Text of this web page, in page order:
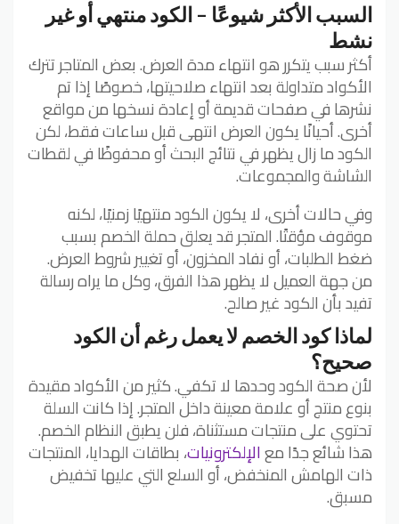
السبب الأكثر شيوعًا – الكود منتهي أو غير
نشط
أكثر سبب يتكرر هو انتهاء مدة العرض. بعض المتاجر تترك
الأكواد متداولة بعد انتهاء صلاحيتها، خصوصًا إذا تم
نشرها في صفحات قديمة أو إعادة نسخها من مواقع
أخرى. أحيانًا يكون العرض انتهى قبل ساعات فقط، لكن
الكود ما زال يظهر في نتائج البحث أو محفوظًا في لقطات
الشاشة والمجموعات.
وفي حالات أخرى، لا يكون الكود منتهيًا زمنيًا، لكنه
موقوف مؤقتًا. المتجر قد يعلق حملة الخصم بسبب
ضغط الطلبات، أو نفاد المخزون، أو تغيير شروط العرض.
من جهة العميل لا يظهر هذا الفرق، وكل ما يراه رسالة
تفيد بأن الكود غير صالح.
لماذا كود الخصم لا يعمل رغم أن الكود
صحيح؟
لأن صحة الكود وحدها لا تكفي. كثير من الأكواد مقيدة
بنوع منتج أو علامة معينة داخل المتجر. إذا كانت السلة
تحتوي على منتجات مستثناة، فلن يطبق النظام الخصم.
هذا شائع جدًا معالإلكترونيات، بطاقات الهدايا، المنتجات
ذات الهامش المنخفض، أو السلع التي عليها تخفيض
مسبق.